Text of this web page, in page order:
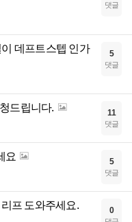
댓글
데프트스텝 인가
5
댓글
드립니다. 11
댓글
요 5
댓글
프 도와주세요. 0